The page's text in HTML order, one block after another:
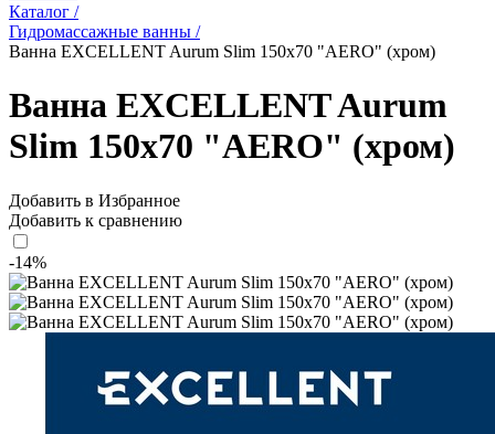
Каталог /
Гидромассажные ванны /
Ванна EXCELLENT Aurum Slim 150x70 "AERO" (хром)
Ванна EXCELLENT Aurum
Slim 150x70 "AERO" (хром)
Добавить в Избранное
Добавить к сравнению
-14%